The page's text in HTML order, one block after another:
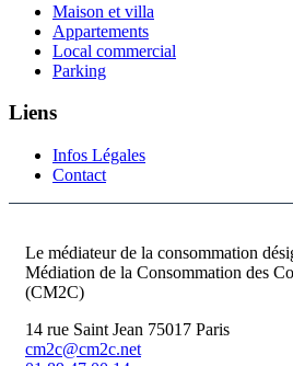
Maison et villa
Appartements
Local commercial
Parking
Liens
Infos Légales
Contact
Le médiateur de la consommation
Médiation de la Consommation des
(CM2C)
14 rue Saint Jean 75017 Paris
cm2c@cm2c.net